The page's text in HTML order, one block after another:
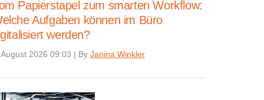
Papierstapel zum smarten Workflow:
Aufgaben können im Büro
werden?
2026 09:03 | By Janina Winkler